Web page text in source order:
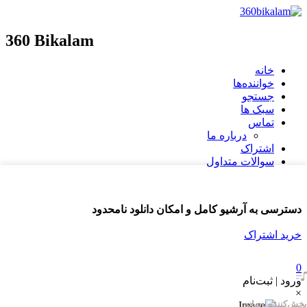
360 Bikalam
خانه
خواننده‌ها
جستجو
سبک ها
تماس
درباره ما
اشتراک
سوالات متداول
دسترسی به آرشیو کامل و امکان دانلود نامحدود
خرید اشتراک
0
ورود | ثبت‌نام
×
پخش‌کننده رسانه